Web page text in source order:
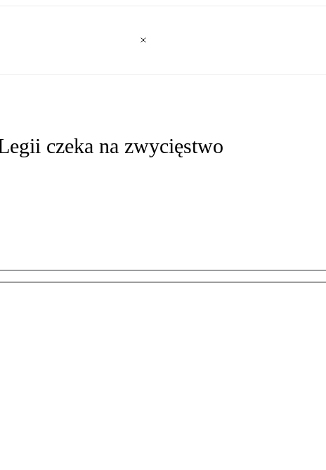
czeka na zwycięstwo